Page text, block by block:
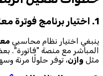
1. اختيار برنامج فوترة معتمد
ينبغي اختيار نظام محاسبي
المباشر مع منصة "فاتورة".
مثل وازن، توفر حلولًا مرنة